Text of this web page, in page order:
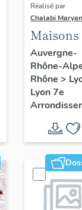
Réalisé par
Chalabi
Maisons
Auvergne-
Rhône-
Rhône >
Lyon 7e